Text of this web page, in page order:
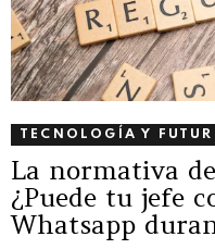
TECNOLOGÍA Y
La normativa
¿Puede tu jefe
Whatsapp